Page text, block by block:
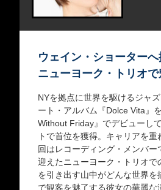
ウェイン・ショーター
ニューヨーク・トリオ
NYを拠点に世界を駆けるジャ
ート・アルバム『Dolce Vita』
Without Friday』でデビューし
トで首位を獲得。キャリアを
回はレコーディング・メンバ
迎えたニューヨーク・トリオ
を引き出す山中がどんな世界
で観客を魅了する彼女の華麗な